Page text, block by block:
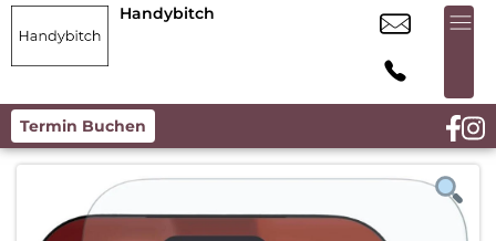
Handybitch
Termin Buchen